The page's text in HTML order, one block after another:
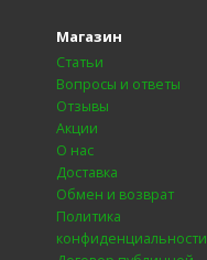
Магазин
Статьи
Вопросы и ответы
Отзывы
Акции
О нас
Доставка
Обмен и возврат
Политика
конфиденциальности